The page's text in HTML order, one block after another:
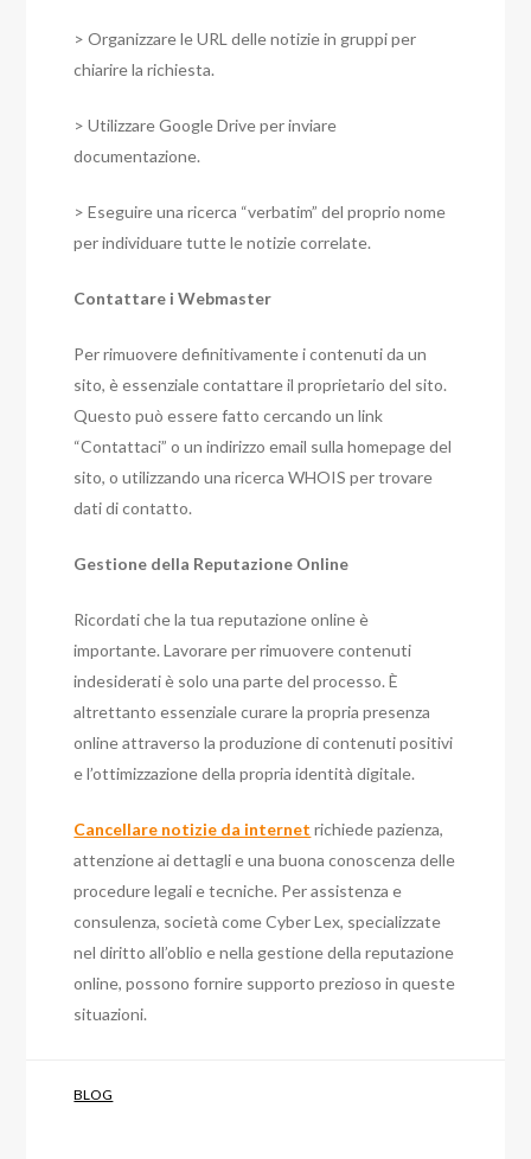
> Organizzare le URL delle notizie in gruppi per
chiarire la richiesta.
> Utilizzare Google Drive per inviare
documentazione.
> Eseguire una ricerca “verbatim” del proprio nome
per individuare tutte le notizie correlate.
Contattare i Webmaster
Per rimuovere definitivamente i contenuti da un
sito, è essenziale contattare il proprietario del sito.
Questo può essere fatto cercando un link
“Contattaci” o un indirizzo email sulla homepage del
sito, o utilizzando una ricerca WHOIS per trovare
dati di contatto.
Gestione della Reputazione Online
Ricordati che la tua reputazione online è
importante. Lavorare per rimuovere contenuti
indesiderati è solo una parte del processo. È
altrettanto essenziale curare la propria presenza
online attraverso la produzione di contenuti positivi
e l’ottimizzazione della propria identità digitale.
Cancellare notizie da internet richiede pazienza,
attenzione ai dettagli e una buona conoscenza delle
procedure legali e tecniche. Per assistenza e
consulenza, società come Cyber Lex, specializzate
nel diritto all’oblio e nella gestione della reputazione
online, possono fornire supporto prezioso in queste
situazioni.
BLOG